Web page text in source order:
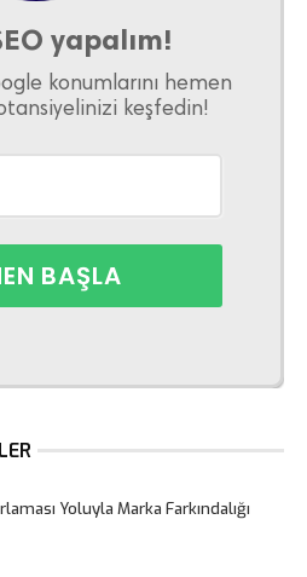
yapalım!
konumlarını hemen
keşfedin!
Yoluyla Marka Farkındalığı